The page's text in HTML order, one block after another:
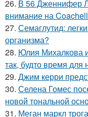
26. В 56 Дженнифер
внимание на
27. Семаглутид:
организма?
28. Юлия Михалкова
так, будто время для
29. Джим керри
30. Селена Гомес
новой тональной
31. Меган маркл